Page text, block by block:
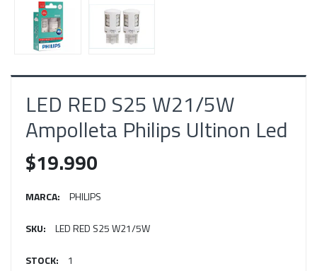
LED RED S25 W21/5W
Ampolleta Philips Ultinon Led
$19.990
MARCA: PHILIPS
SKU: LED RED S25 W21/5W
STOCK: 1